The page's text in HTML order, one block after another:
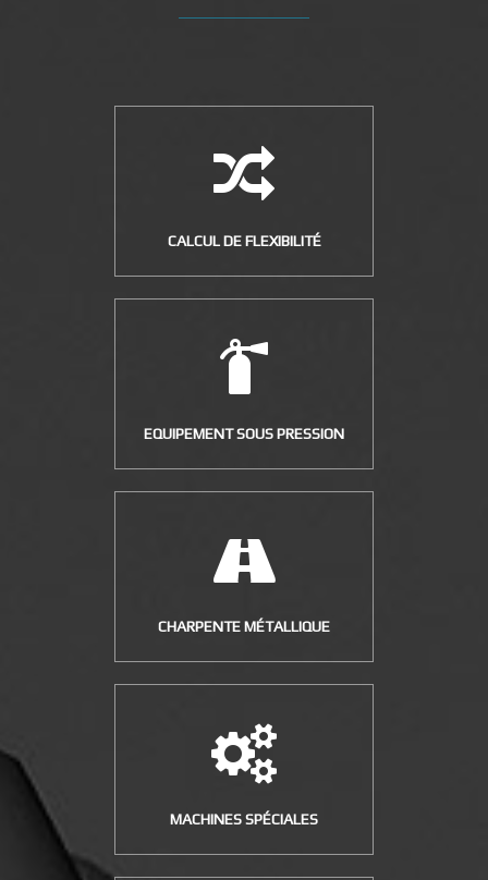
CALCUL DE FLEXIBILITÉ
EQUIPEMENT SOUS PRESSION
CHARPENTE MÉTALLIQUE
MACHINES SPÉCIALES